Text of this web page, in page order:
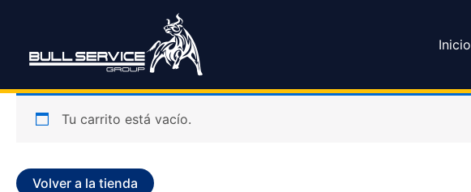
contenido
Inicio
Tu carrito está vacío.
Volver a la tienda